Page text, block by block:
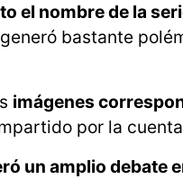
el nombre de la
bastante
imágenes
por la
un amplio debate